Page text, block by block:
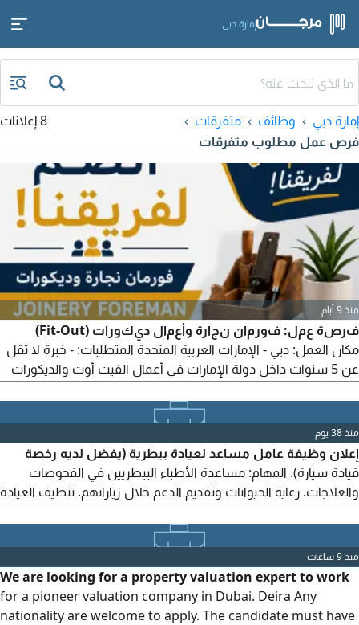
إمارة دبي
إمارة دبي وظائف
متفرقات
فرص عمل مطلوب متفرقات
8 إعلانات
منذ 9 أيام
فرصة عمل: فورمان نجارة وأعمال ديكورات (Fit-Out)
مكان العمل: دبي - الإمارات العربية المتحدة المتطلبات: - خبرة لا تقل
عن 5 سنوات داخل دولة الإمارات في أعمال الفيت أوت والديكورات
- تركيب الأبواب والأثاث الخشبي. - القواطع الجبسية، الأسقف
المستعارة، والكسوات الخشبية. - قراءة المخططات التنفيذية (Shop
Drawings). - إدارة العمال، توزيع المهام، والمتابعة.
منذ 38 يوم
إعلان وظيفة عامل مساعد لعيادة بيطرية (يفضل لديه رخصة
قيادة سيارة). المهام: مساعدة الأطباء البيطريين في الفحوصات
والعلاجات. رعاية الحيوانات وتقديم الدعم خلال زياراتهم. تنظيف العيادة
منذ 9 ساعات
We are looking for a property valuation expert to work
for a pioneer valuation company in Dubai. Deira Any
nationality are welcome to apply. The candidate must have